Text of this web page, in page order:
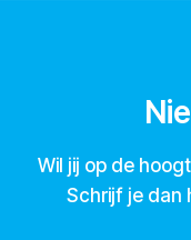
Wil jij op de
Schrijf je dan